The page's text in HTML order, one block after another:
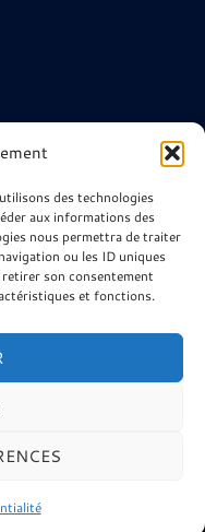
des technologies
aux informations des
nous permettra de traiter
ou les ID uniques
son consentement
et fonctions.
PLUS LOIN
Tous Droits